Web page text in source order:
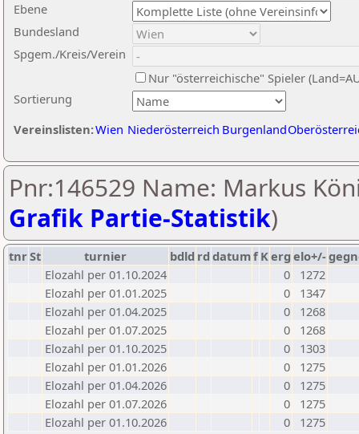
Ebene
Sortierung
Bundesland
Spgem./Kreis/Verein
Nur "österreichische" Spieler
Vereinslisten:Wien Niederösterreich Burgenland
Pnr:146529 Name: Markus
Grafik Partie-Statistik)
tnrSt turnier bdld rd datumf Kerg elo+/-
Elozahl per 01.10.2024
0
1272
Elozahl per 01.01.2025
0
1347
Elozahl per 01.04.2025
0
1268
Elozahl per 01.07.2025
0
1268
Elozahl per 01.10.2025
0
1303
Elozahl per 01.01.2026
0
1275
Elozahl per 01.04.2026
0
1275
Elozahl per 01.07.2026
0
1275
Elozahl per 01.10.2026
0 1275